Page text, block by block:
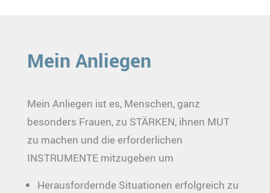
Mein Anliegen
Mein Anliegen ist es, Menschen, ganz
besonders Frauen, zu STÄRKEN, ihnen MUT
zu machen und die erforderlichen
INSTRUMENTE mitzugeben um
Herausfordernde Situationen erfolgreich zu